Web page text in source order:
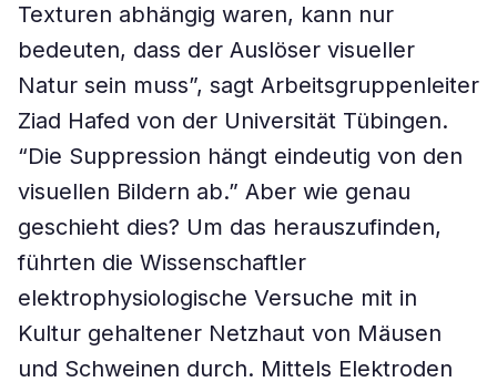
Texturen abhängig waren, kann nur
bedeuten, dass der Auslöser visueller
Natur sein muss”, sagt Arbeitsgruppenleiter
Ziad Hafed von der Universität Tübingen.
“Die Suppression hängt eindeutig von den
visuellen Bildern ab.” Aber wie genau
geschieht dies? Um das herauszufinden,
führten die Wissenschaftler
elektrophysiologische Versuche mit in
Kultur gehaltener Netzhaut von Mäusen
und Schweinen durch. Mittels Elektroden